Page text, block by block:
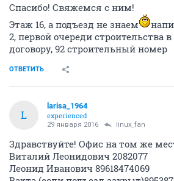
Спасибо! Свяжемся с ним!
Этаж 16, а подъезд не знаем
2, первой очереди строительства
договору, 92 строительный номер
ОТВЕТИТЬ
L
larisa_1964
experienced
29 января 2016 linux_fan
Здравствуйте! Офис на том же
Виталий Леонидович 2082077
Леонид Иванович 89618474069